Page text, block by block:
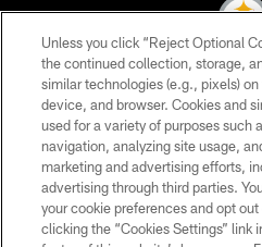
© 2026 Pittsburgh
PRIVACY
TERMS
Unless you click “Reject Optional
the continued collection, storage,
similar technologies (e.g., pixels)
device, and browser. Cookies and
used for a variety of purposes such
navigation, analyzing site usage,
marketing and advertising efforts,
advertising through third parties.
your cookie preferences and opt
clicking the “Cookies Settings” link